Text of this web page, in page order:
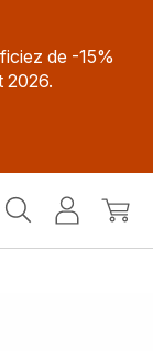
de -15%
2026.
MonMon